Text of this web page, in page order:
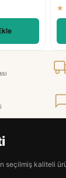
seçilmiş kaliteli